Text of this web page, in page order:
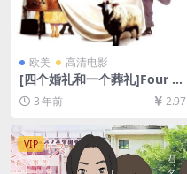
欧美 高清电影
[四个婚礼和一个葬礼]Four W
eddings and a Funeral (199
4)[百度网盘+夸克网盘1080P
超清未删减资源][网盘在线播
放/下载][MP4/8.4GB][中英字
幕]
3 年前 2.97
VIP